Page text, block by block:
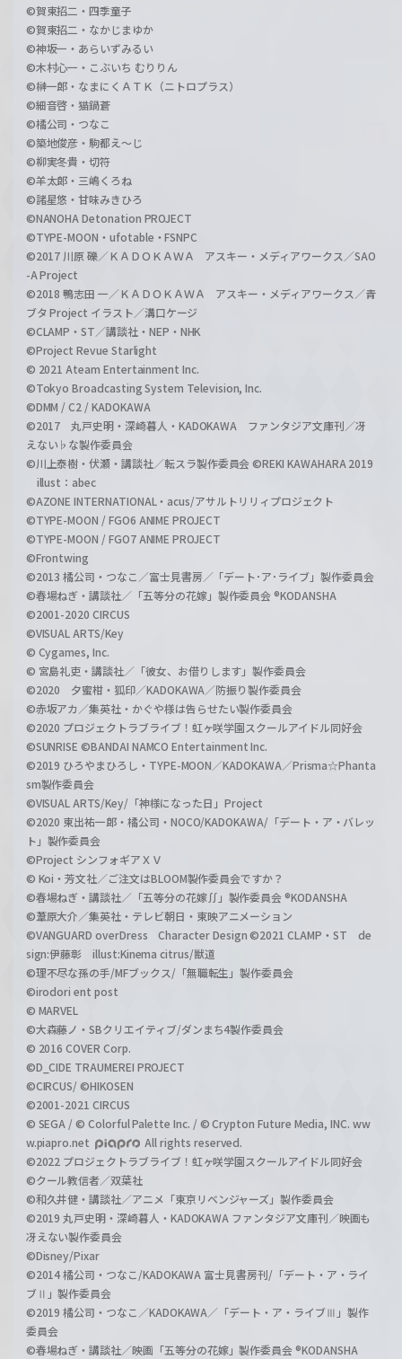
©賀東招二・四季童子
©賀東招二・なかじまゆか
©神坂一・あらいずみるい
©木村心一・こぶいち むりりん
©榊一郎・なまにくＡＴＫ（ニトロプラス）
©細音啓・猫鍋蒼
©橘公司・つなこ
©築地俊彦・駒都え～じ
©柳実冬貴・切符
©羊太郎・三嶋くろね
©諸星悠・甘味みきひろ
©NANOHA Detonation PROJECT
©TYPE-MOON・ufotable・FSNPC
©2017 川原 礫／ＫＡＤＯＫＡＷＡ アスキー・メディアワークス／SAO
-A Project
©2018 鴨志田 一／ＫＡＤＯＫＡＷＡ アスキー・メディアワークス／青
ブタ Project イラスト／溝口ケージ
©CLAMP・ST／講談社・NEP・NHK
©Project Revue Starlight
© 2021 Ateam Entertainment Inc.
©Tokyo Broadcasting System Television, Inc.
©DMM / C2 / KADOKAWA
©2017 丸戸史明・深崎暮人・KADOKAWA ファンタジア文庫刊／冴
えない♭な製作委員会
©川上泰樹・伏瀬・講談社／転スラ製作委員会 ©REKI KAWAHARA 2019
illust：abec
©AZONE INTERNATIONAL・acus/アサルトリリィプロジェクト
©TYPE-MOON / FGO6 ANIME PROJECT
©TYPE-MOON / FGO7 ANIME PROJECT
©Frontwing
©2013 橘公司・つなこ／富士見書房／「デート･ア･ライブ」製作委員会
©春場ねぎ・講談社／「五等分の花嫁」製作委員会 ®KODANSHA
©2001-2020 CIRCUS
©VISUAL ARTS/Key
© Cygames, Inc.
© 宮島礼吏・講談社／「彼女、お借りします」製作委員会
©2020 夕蜜柑・狐印／KADOKAWA／防振り製作委員会
©赤坂アカ／集英社・かぐや様は告らせたい製作委員会
©2020 プロジェクトラブライブ！虹ヶ咲学園スクールアイドル同好会
©SUNRISE ©BANDAI NAMCO Entertainment Inc.
©2019 ひろやまひろし・TYPE-MOON／KADOKAWA／Prisma☆Phanta
sm製作委員会
©VISUAL ARTS/Key/「神様になった日」Project
©2020 東出祐一郎・橘公司・NOCO/KADOKAWA/「デート・ア・バレッ
ト」製作委員会
©Project シンフォギアＸＶ
© Koi・芳文社／ご注文はBLOOM製作委員会ですか？
©春場ねぎ・講談社／「五等分の花嫁∬」製作委員会 ®KODANSHA
©葦原大介／集英社・テレビ朝日・東映アニメーション
©VANGUARD overDress Character Design ©2021 CLAMP・ST de
sign:伊藤彰 illust:Kinema citrus/獣道
©理不尽な孫の手/MFブックス/「無職転生」製作委員会
©irodori ent post
© MARVEL
©大森藤ノ・SBクリエイティブ/ダンまち4製作委員会
© 2016 COVER Corp.
©D_CIDE TRAUMEREI PROJECT
©CIRCUS/ ©HIKOSEN
©2001-2021 CIRCUS
© SEGA / © Colorful Palette Inc. / © Crypton Future Media, INC. ww
w.piapro.net
All rights reserved.
©2022 プロジェクトラブライブ！虹ヶ咲学園スクールアイドル同好会
©クール教信者／双葉社
©和久井健・講談社／アニメ「東京リベンジャーズ」製作委員会
©2019 丸戸史明・深崎暮人・KADOKAWA ファンタジア文庫刊／映画も
冴えない製作委員会
©Disney/Pixar
©2014 橘公司・つなこ/KADOKAWA 富士見書房刊/「デート・ア・ライ
ブⅡ」製作委員会
©2019 橘公司・つなこ／KADOKAWA／「デート・ア・ライブⅢ」製作
委員会
©春場ねぎ・講談社／映画「五等分の花嫁」製作委員会 ®KODANSHA